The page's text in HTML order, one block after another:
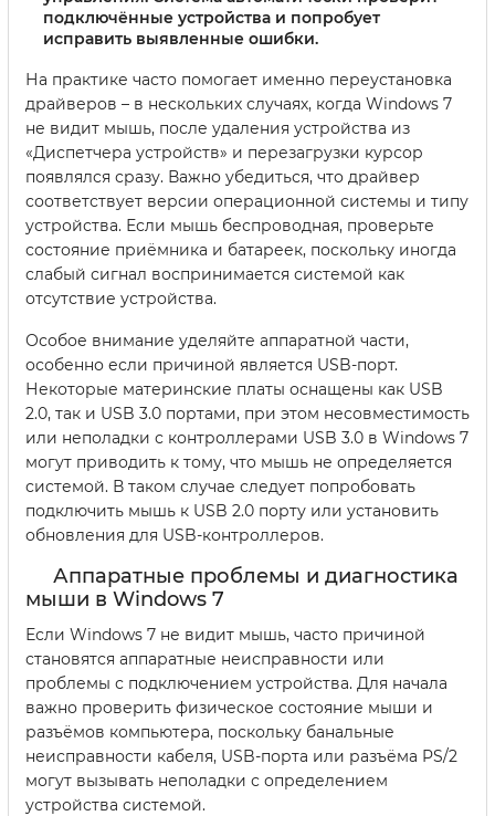
подключённые устройства и попробует
исправить выявленные ошибки.
На практике часто помогает именно переустановка
драйверов – в нескольких случаях, когда Windows 7
не видит мышь, после удаления устройства из
«Диспетчера устройств» и перезагрузки курсор
появлялся сразу. Важно убедиться, что драйвер
соответствует версии операционной системы и типу
устройства. Если мышь беспроводная, проверьте
состояние приёмника и батареек, поскольку иногда
слабый сигнал воспринимается системой как
отсутствие устройства.
Особое внимание уделяйте аппаратной части,
особенно если причиной является USB-порт.
Некоторые материнские платы оснащены как USB
2.0, так и USB 3.0 портами, при этом несовместимость
или неполадки с контроллерами USB 3.0 в Windows 7
могут приводить к тому, что мышь не определяется
системой. В таком случае следует попробовать
подключить мышь к USB 2.0 порту или установить
обновления для USB-контроллеров.
Аппаратные проблемы и диагностика
мыши в Windows 7
Если Windows 7 не видит мышь, часто причиной
становятся аппаратные неисправности или
проблемы с подключением устройства. Для начала
важно проверить физическое состояние мыши и
разъёмов компьютера, поскольку банальные
неисправности кабеля, USB-порта или разъёма PS/2
могут вызывать неполадки с определением
устройства системой.